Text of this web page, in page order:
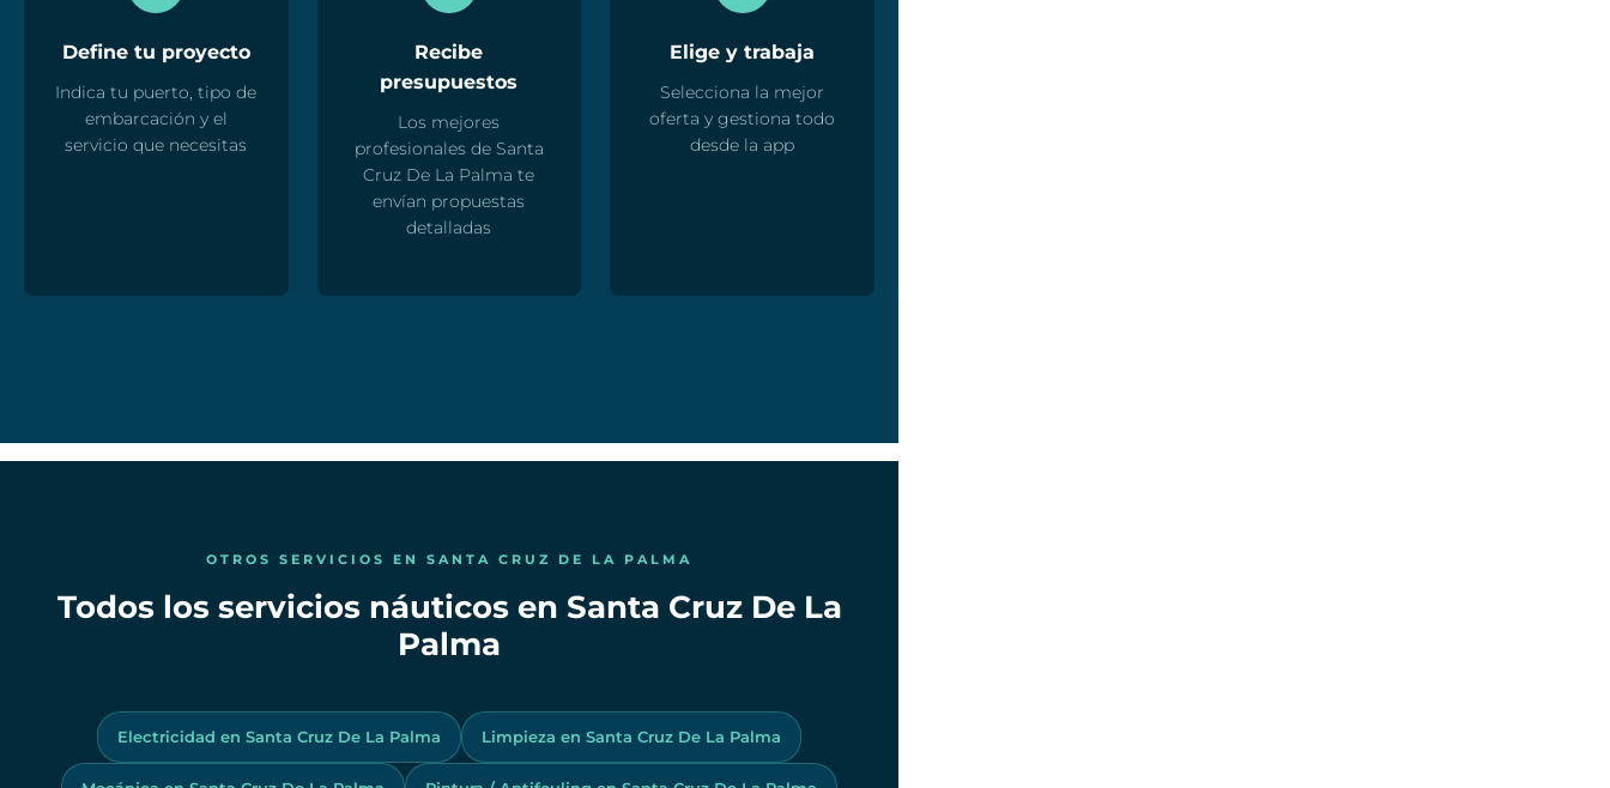
Define tu proyecto
Indica tu puerto, tipo de
embarcación y el
servicio que necesitas
Recibe
presupuestos
Los mejores
profesionales de Santa
Cruz De La Palma te
envían propuestas
detalladas
Elige y trabaja
Selecciona la mejor
oferta y gestiona todo
desde la app
OTROS SERVICIOS EN SANTA CRUZ DE LA PALMA
Todos los servicios náuticos en Santa Cruz De La
Palma
Electricidad en Santa Cruz De La Palma Limpieza en Santa Cruz De La Palma